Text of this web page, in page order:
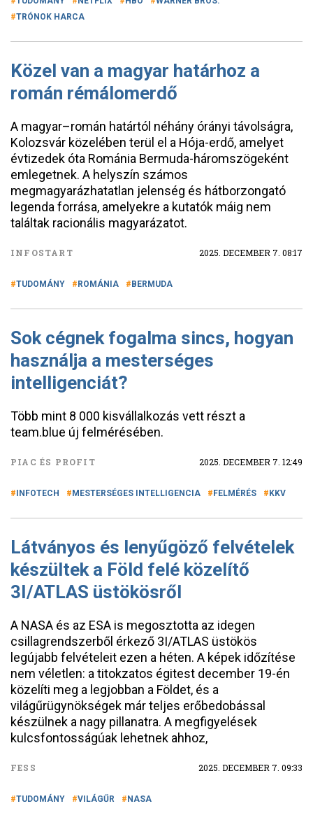
TRÓNOK HARCA
Közel van a magyar határhoz a
román rémálomerdő
A magyar–román határtól néhány órányi távolságra,
Kolozsvár közelében terül el a Hója-erdő, amelyet
évtizedek óta Románia Bermuda-háromszögeként
emlegetnek. A helyszín számos
megmagyarázhatatlan jelenség és hátborzongató
legenda forrása, amelyekre a kutatók máig nem
találtak racionális magyarázatot.
INFOSTART 2025. DECEMBER 7. 08:17
TUDOMÁNY ROMÁNIA BERMUDA
Sok cégnek fogalma sincs, hogyan
használja a mesterséges
intelligenciát?
Több mint 8 000 kisvállalkozás vett részt a
team.blue új felmérésében.
PIAC ÉS PROFIT 2025. DECEMBER 7. 12:49
INFOTECH MESTERSÉGES INTELLIGENCIA FELMÉRÉS KKV
Látványos és lenyűgöző felvételek
készültek a Föld felé közelítő
3I/ATLAS üstökösről
A NASA és az ESA is megosztotta az idegen
csillagrendszerből érkező 3I/ATLAS üstökös
legújabb felvételeit ezen a héten. A képek időzítése
nem véletlen: a titokzatos égitest december 19-én
közelíti meg a legjobban a Földet, és a
világűrügynökségek már teljes erőbedobással
készülnek a nagy pillanatra. A megfigyelések
kulcsfontosságúak lehetnek ahhoz,
FESS 2025. DECEMBER 7. 09:33
TUDOMÁNY VILÁGŰR NASA